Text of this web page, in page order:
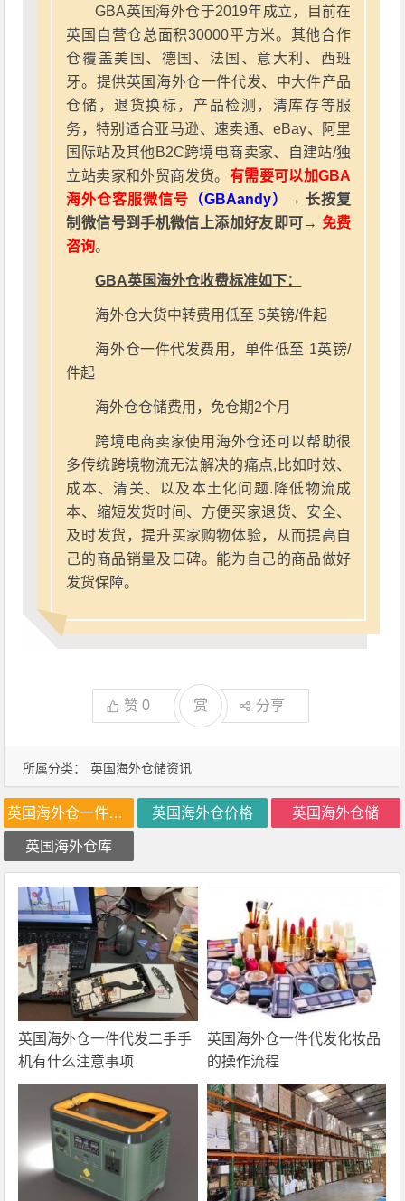
所属分类： 英国海外仓储资讯
GBA英国海外仓于2019年成立，目前在
英国自营仓总面积30000平方米。其他合作
仓覆盖美国、德国、法国、意大利、西班
牙。提供英国海外仓一件代发、中大件产品
仓储，退货换标，产品检测，清库存等服
务，特别适合亚马逊、速卖通、eBay、阿里
国际站及其他B2C跨境电商卖家、自建站/独
立站卖家和外贸商发货。 有需要可以加GBA
海外仓客服微信号 （GBAandy）
→ 长按复
制微信号到手机微信上添加好友即可→ 免费
咨询。
GBA英国海外仓收费标准如下：
海外仓大货中转费用低至 5英镑/件起
海外仓一件代发费用，单件低至 1英镑/
件起
海外仓仓储费用，免仓期2个月
跨境电商卖家使用海外仓还可以帮助很
多传统跨境物流无法解决的痛点,比如时效、
成本、清关、以及本土化问题.降低物流成
本、缩短发货时间、方便买家退货、安全、
及时发货，提升买家购物体验，从而提高自
己的商品销量及口碑。能为自己的商品做好
发货保障。
赞0 赏 分享
英国海外仓一件代发 英国海外仓价格 英国海外仓储
英国海外仓库
英国海外仓一件代发二手手
机有什么注意事项
英国海外仓一件代发化妆品
的操作流程